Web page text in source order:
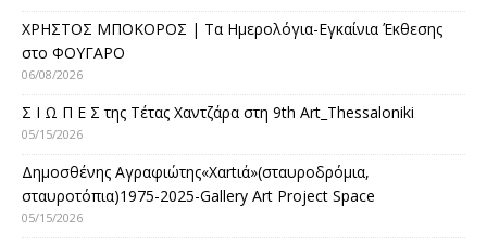
ΧΡΗΣΤΟΣ ΜΠΟΚΟΡΟΣ | Τα Ημερολόγια-Εγκαίνια Έκθεσης
στο ΦΟΥΓΑΡΟ
06/08/2026
Σ Ι Ω Π Ε Σ της Τέτας Χαντζάρα στη 9th Art_Thessaloniki
05/15/2026
Δημοσθένης Αγραφιώτης«Xαrtιά»(σταυροδρόμια,
σταυροτόπια)1975-2025-Gallery Art Project Space
05/15/2026